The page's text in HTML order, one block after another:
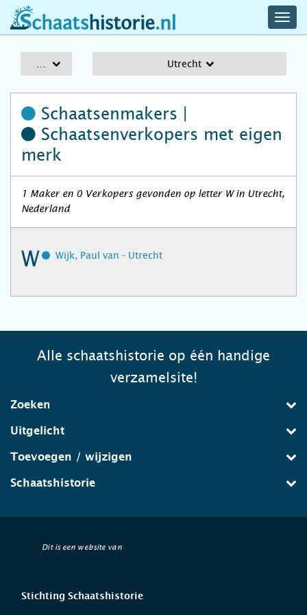
schaatshistorie.nl
Utrecht
Schaatsenmakers |
Schaatsenverkopers met eigen
merk
1 Maker en 0 Verkopers gevonden op letter W in Utrecht,
Nederland
W Wijk, Paul van - Utrecht
Alle schaatshistorie op één handige
verzamelsite!
Zoeken
Uitgelicht
Toevoegen / wijzigen
Schaatshistorie
Dit is een website van
Stichting Schaatshistorie